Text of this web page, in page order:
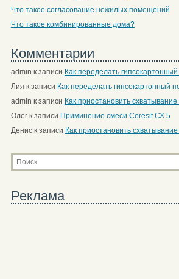
Что такое согласование нежилых помещений
Что такое комбинированные дома?
Комментарии
admin к записи Как переделать
Лия к записи Как переделать гипсокартонный
admin к записи Как приостановить схватывание
Олегк записи Приминение смеси Ceresit СХ 5
Дениск записи Как приостановить
Реклама